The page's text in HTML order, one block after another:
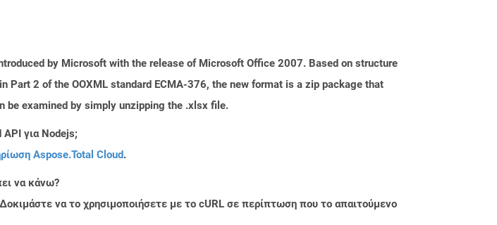
by Microsoft with the release of Microsoft Office 2007. Based on structure
Part 2 of the OOXML standard ECMA-376, the new format is a zip package that
be examined by simply unzipping the .xlsx file.
για Nodejs;
Aspose.Total Cloud.
να κάνω?
να το χρησιμοποιήσετε με το cURL σε περίπτωση που το απαιτούμενο